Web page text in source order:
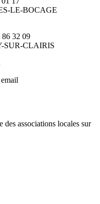
LE-BOCAGE
86 32 09
SUR-CLAIRIS
associations locales sur